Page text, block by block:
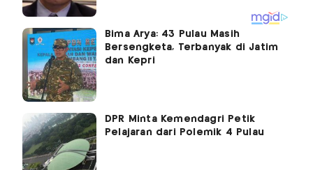
Bima Arya: 43 Pulau Masih
Bersengketa, Terbanyak di Jatim
dan Kepri
DPR Minta Kemendagri Petik
Pelajaran dari Polemik 4 Pulau